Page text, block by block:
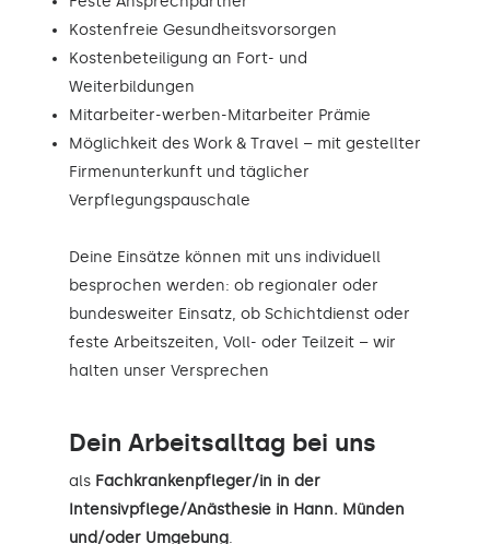
Kostenfreie Gesundheitsvorsorgen
Kostenbeteiligung an Fort- und
Weiterbildungen
Mitarbeiter-werben-Mitarbeiter Prämie
Möglichkeit des Work & Travel – mit gestellter
Firmenunterkunft und täglicher
Verpflegungspauschale
Deine Einsätze können mit uns individuell
besprochen werden: ob regionaler oder
bundesweiter Einsatz, ob Schichtdienst oder
feste Arbeitszeiten, Voll- oder Teilzeit – wir
halten unser Versprechen
Dein Arbeitsalltag bei uns
als Fachkrankenpfleger/in in der
Intensivpflege/Anästhesie in Hann. Münden
und/oder Umgebung.